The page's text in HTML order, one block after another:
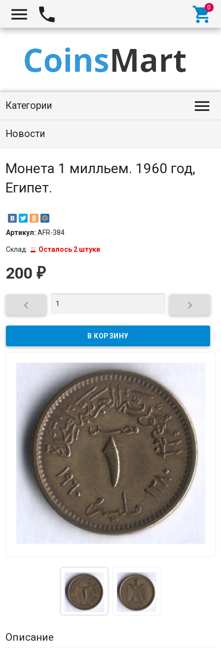
  
Категории 
Новости
Монета 1 милльем. 1960 год,
Египет.
Артикул: AFR-384
Склад: Осталось 2 штуки
200 ₽
 
Описание